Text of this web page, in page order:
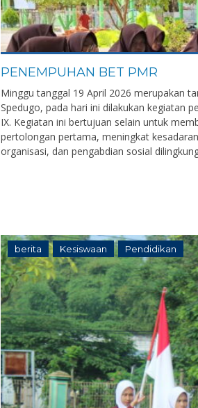
PENEMPUHAN BET PMR
Minggu tanggal 19 April 2026 merupakan
Spedugo, pada hari ini dilakukan kegiatan
IX. Kegiatan ini bertujuan selain untuk
pertolongan pertama, meningkat
organisasi, dan pengabdian sosial
berita Kesiswaan Pendidikan